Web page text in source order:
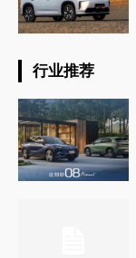
行业推荐